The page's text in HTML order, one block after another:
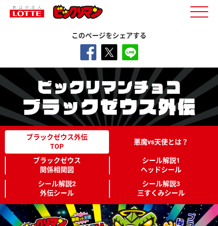
このページをシェアする
ブラックゼウス外伝
TOP
悪魔vs天使とは？
ブラックゼウス
関係相関図
シール解説1
ヘッドシール
シール解説2
外伝シール
シール解説3
三すくみシール